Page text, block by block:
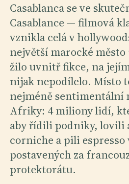
Casablanca se ve
Casablance — filmová
vznikla celá v
největší marocké
žilo uvnitř fikce, na
nijak nepodílelo. Místo
nejméně sentimentální
Afriky: 4 miliony lidí,
aby řídili podniky, lovili
corniche a pili
postavených za
protektorátu.